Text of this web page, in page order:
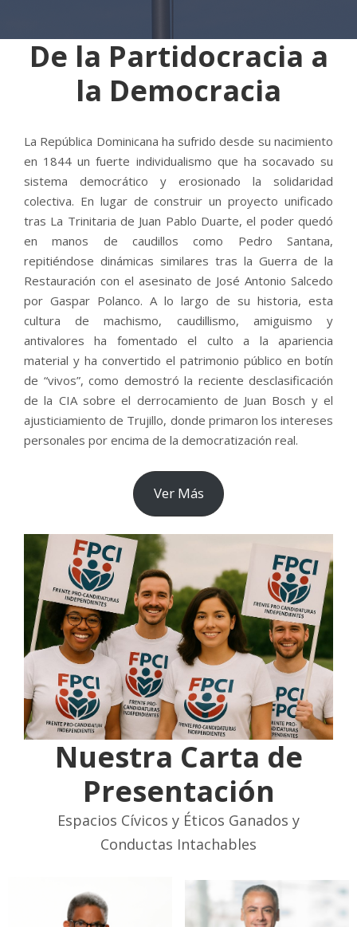
De la Partidocracia a
la Democracia
La República Dominicana ha sufrido desde su nacimiento
en 1844 un fuerte individualismo que ha socavado su
sistema democrático y erosionado la solidaridad
colectiva. En lugar de construir un proyecto unificado
tras La Trinitaria de Juan Pablo Duarte, el poder quedó
en manos de caudillos como Pedro Santana,
repitiéndose dinámicas similares tras la Guerra de la
Restauración con el asesinato de José Antonio Salcedo
por Gaspar Polanco. A lo largo de su historia, esta
cultura de machismo, caudillismo, amiguismo y
antivalores ha fomentado el culto a la apariencia
material y ha convertido el patrimonio público en botín
de “vivos”, como demostró la reciente desclasificación
de la CIA sobre el derrocamiento de Juan Bosch y el
ajusticiamiento de Trujillo, donde primaron los intereses
personales por encima de la democratización real.
Ver Más
Nuestra Carta de
Presentación
Espacios Cívicos y Éticos Ganados y
Conductas Intachables